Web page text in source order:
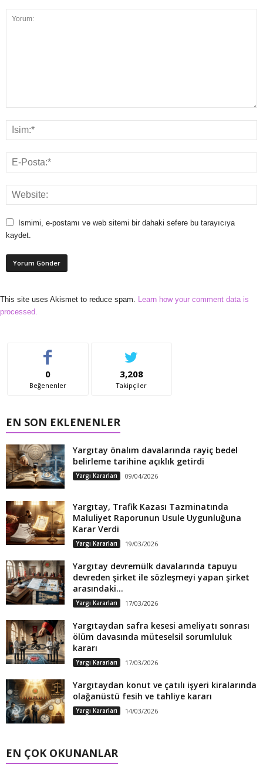
Ismimi, e-postamı ve web sitemi bir dahaki sefere bu tarayıcıya
kaydet.
This site uses Akismet to reduce spam. Learn how your comment data is
processed.
0
Beğenenler
3,208
Takipçiler
EN SON EKLENENLER
Yargıtay önalım davalarında rayiç bedel
belirleme tarihine açıklık getirdi
Yargı Kararları 09/04/2026
Yargıtay, Trafik Kazası Tazminatında
Maluliyet Raporunun Usule Uygunluğuna
Karar Verdi
Yargı Kararları 19/03/2026
Yargıtay devremülk davalarında tapuyu
devreden şirket ile sözleşmeyi yapan şirket
arasındaki...
Yargı Kararları 17/03/2026
Yargıtaydan safra kesesi ameliyatı sonrası
ölüm davasında müteselsil sorumluluk
kararı
Yargı Kararları 17/03/2026
Yargıtaydan konut ve çatılı işyeri kiralarında
olağanüstü fesih ve tahliye kararı
Yargı Kararları 14/03/2026
EN ÇOK OKUNANLAR